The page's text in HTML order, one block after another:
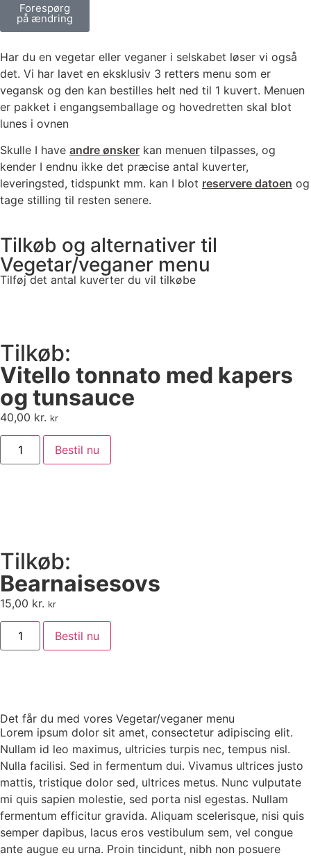
Forespørg
på ændring
Har du en vegetar eller veganer i selskabet løser vi også
det. Vi har lavet en eksklusiv 3 retters menu som er
vegansk og den kan bestilles helt ned til 1 kuvert. Menuen
er pakket i engangsemballage og hovedretten skal blot
lunes i ovnen
Skulle I have andre ønsker kan menuen tilpasses, og
kender I endnu ikke det præcise antal kuverter,
leveringsted, tidspunkt mm. kan I blot reservere datoen og
tage stilling til resten senere.
Tilkøb og alternativer til
Vegetar/veganer menu
Tilføj det antal kuverter du vil tilkøbe
Tilkøb:
Vitello tonnato med kapers
og tunsauce
40,00 kr. kr
Bestil nu
Tilkøb:
Bearnaisesovs
15,00 kr. kr
Bestil nu
Det får du med vores Vegetar/veganer menu
Lorem ipsum dolor sit amet, consectetur adipiscing elit.
Nullam id leo maximus, ultricies turpis nec, tempus nisl.
Nulla facilisi. Sed in fermentum dui. Vivamus ultrices justo
mattis, tristique dolor sed, ultrices metus. Nunc vulputate
mi quis sapien molestie, sed porta nisl egestas. Nullam
fermentum efficitur gravida. Aliquam scelerisque, nisi quis
semper dapibus, lacus eros vestibulum sem, vel congue
ante augue eu urna. Proin tincidunt, nibh non posuere